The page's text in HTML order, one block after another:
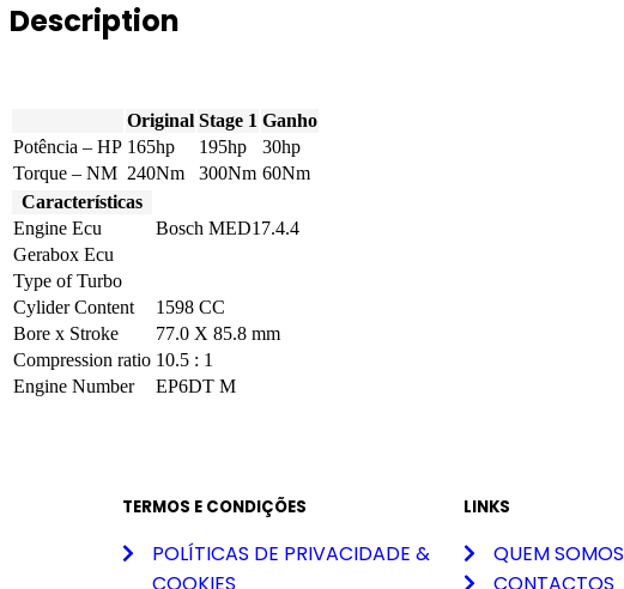
Description
Original Stage 1 Ganho
Potência – HP 165hp 195hp
30hp
Torque – NM 240Nm 300Nm 60Nm
Características
Engine Ecu
Bosch MED17.4.4
Gerabox Ecu
Type of Turbo
Cylider Content
1598 CC
Bore x Stroke
77.0 X 85.8 mm
Compression ratio 10.5 : 1
Engine Number
EP6DT M
TERMOS E CONDIÇÕES
POLÍTICAS DE PRIVACIDADE &
LINKS
QUEM SOMOS